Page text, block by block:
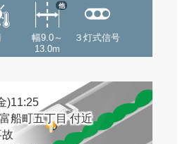
幅9.0～
13.0m
他
３灯式信号
)11:25
船町五丁目 付近